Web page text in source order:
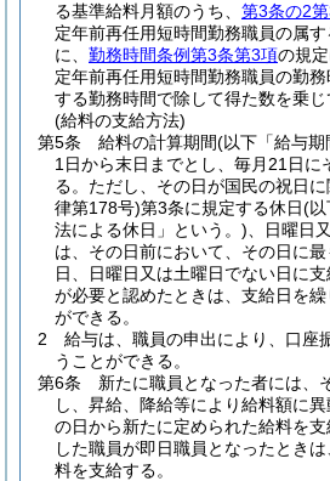
る基準給料月額のうち、 第3条の2
定年前再任用短時間勤務職員の属
に、 勤務時間条例第3条第3項の規
定年前再任用短時間勤務職員の勤務
する勤務時間で除して得た数を乗じ
(給料の支給方法)
第5条
給料の計算期間(以下「給与期
1日から末日までとし、毎月21日に
る。 ただし、その日が国民の祝日
律第178号)第3条に規定する休日(以
法による休日」という。) 、日曜日
は、その日前において、その日に
日、日曜日又は土曜日でない日に支
が必要と認めたときは、支給日を
ができる。
2
給与は、職員の申出により、口座
うことができる。
第6条
新たに職員となった者には、
し、昇給、降給等により給料額に
の日から新たに定められた給料を支
した職員が即日職員となったとき
料を支給する。